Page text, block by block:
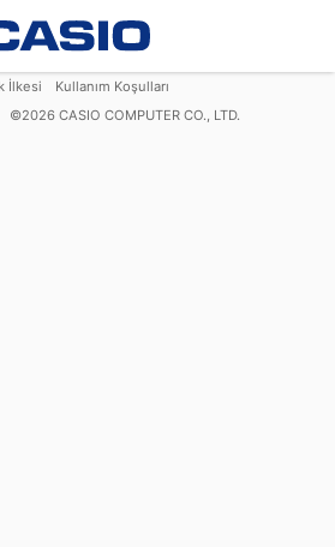
İlkesi
Kullanım Koşulları
©2026 CASIO COMPUTER CO., LTD.